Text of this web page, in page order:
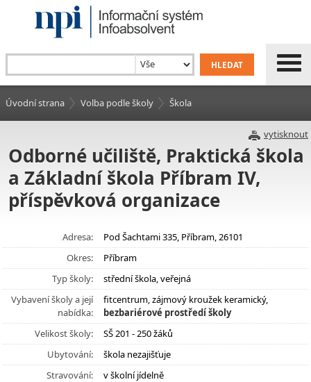
Úvodní strana Volba podle školy Škola
vytisknout
Odborné učiliště, Praktická škola
a Základní škola Příbram IV,
příspěvková organizace
Adresa:
Pod Šachtami 335, Příbram, 26101
Okres:
Příbram
Typ školy:
střední škola, veřejná
Vybavení školy a její
nabídka:
fitcentrum, zájmový kroužek keramický,
bezbariérové prostředí školy
Velikost školy:
SŠ 201 - 250 žáků
Ubytování:
škola nezajišťuje
Stravování:
v školní jídelně